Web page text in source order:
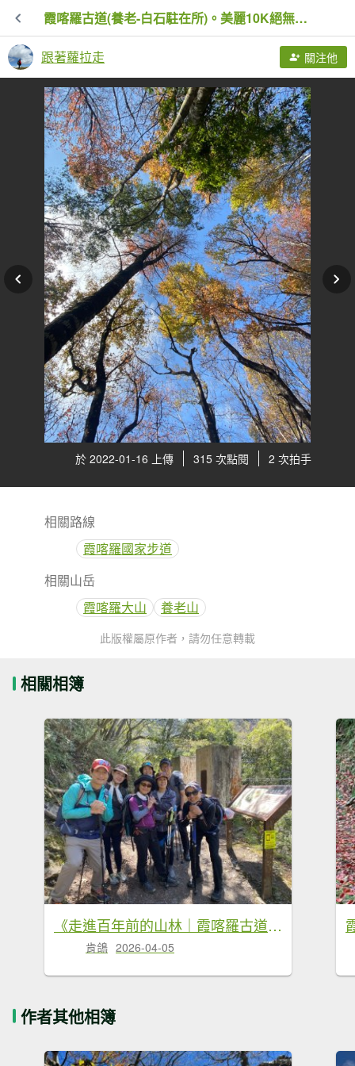
霞喀羅古道(養老-白石駐在所)。美麗10K絕無冷場
跟著蘿拉走 關注他
於 2022-01-16 上傳 315 次點閱 2 次拍手
相關路線
霞喀羅國家步道
相關山岳
霞喀羅大山
養老山
此版權屬原作者，請勿任意轉載
相關相簿
《走進百年前的山林｜霞喀羅古道22K縱走．一條被歷史刻下痕跡的路》
肯鴿 2026-04-05
作者其他相簿